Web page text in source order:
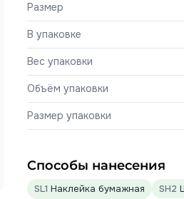
Размер
В упаковке
Вес упаковки
Объём упаковки
Размер упаковки
Способы нанесения
SL1 Наклейка бумажная SH2